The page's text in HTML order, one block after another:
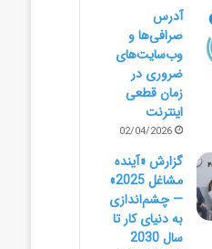
آدرس
صرافی‌ها و
وب‌سایت‌های
ضروری در
زمان قطعی
اینترنت
02/04/2026
گزارش «آینده
مشاغل 2025»
— چشم‌اندازی
به دنیای کار تا
سال 2030